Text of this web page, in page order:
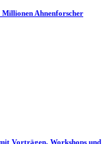
Ahnenforscher
Vorträgen, Workshops und